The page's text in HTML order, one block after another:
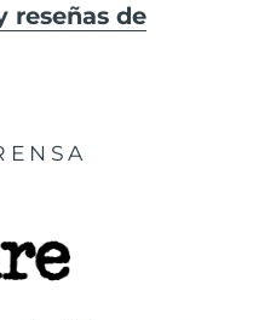
reseñas de